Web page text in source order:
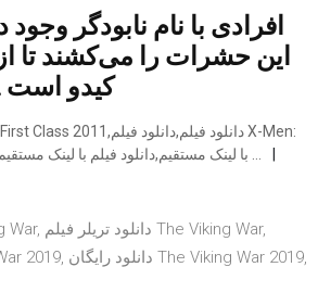
این حشرات را می‌کشند تا
کیدو است